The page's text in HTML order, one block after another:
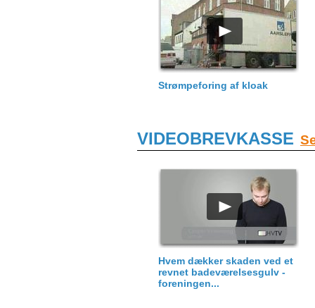
Strømpeforing af kloak
VIDEOBREVKASSE
Hvem dækker skaden ved et
revnet badeværelsesgulv -
foreningen...